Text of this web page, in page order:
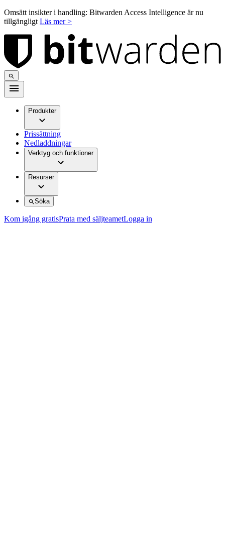
Omsätt insikter i handling: Bitwarden Access Intelligence är nu
tillgängligt Läs mer >
Produkter
Prissättning
Nedladdningar
Verktyg och funktioner
Resurser
Söka
Kom igång gratisPrata med säljteametLogga in